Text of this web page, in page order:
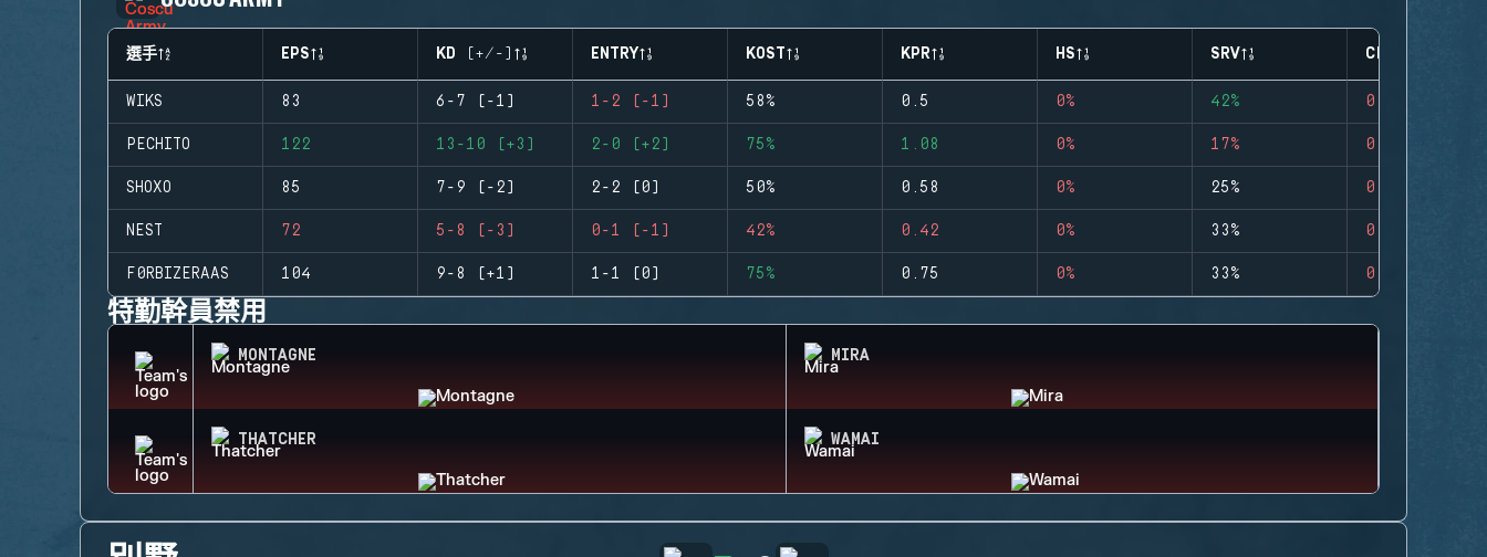
選手 EPS KD (+/-) ENTRY KOST KPR HS SRV CLUTCHES
WIKS 83 6-7 (-1) 1-2 (-1) 58% 0.5 0% 42% 0
PECHITO 122 13-10 (+3) 2-0 (+2) 75% 1.08 0% 17% 0
SHOXO 85 7-9 (-2) 2-2 (0) 50% 0.58 0% 25% 0
NEST 72 5-8 (-3) 0-1 (-1) 42% 0.42 0% 33% 0
F0RBIZERAAS 104 9-8 (+1) 1-1 (0) 75% 0.75 0% 33% 0
特勤幹員禁用
MONTAGNE MIRA
THATCHER WAMAI